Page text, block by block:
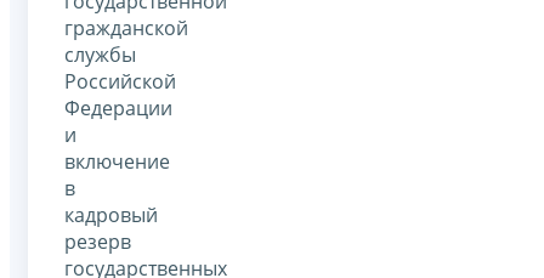
гражданской
службы
Российской
Федерации
и
включение
в
кадровый
резерв
государственных